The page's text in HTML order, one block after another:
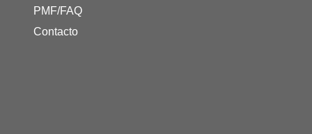
PMF/FAQ
Contacto